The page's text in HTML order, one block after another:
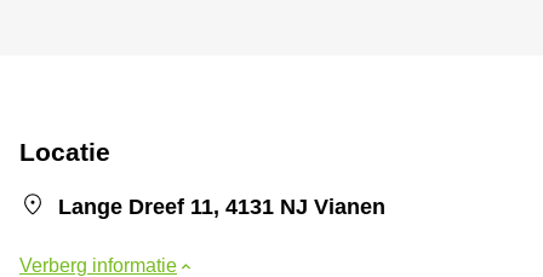
Locatie
Lange Dreef 11, 4131 NJ Vianen
Verberg informatie